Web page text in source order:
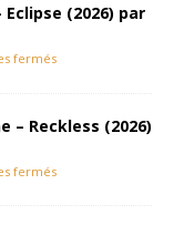
(2026) par
fermés
– Reckless (2026)
fermés